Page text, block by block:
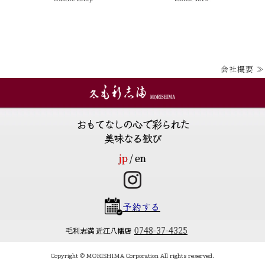
会社概要 ≫
おもてなしの心で彩られた
美味なる歓び
jp en
予約する
毛利志満 近江八幡店 0748-37-4325
Copyright © MORISHIMA Corporation All rights reserved.